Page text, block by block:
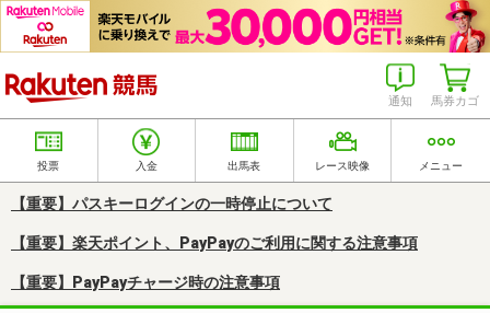
馬券カゴ
通知
投票 入金 出馬表 レース映像 メニュー
【重要】パスキーログインの一時停止について
【重要】楽天ポイント、PayPayのご利用に関する注意事項
【重要】PayPayチャージ時の注意事項